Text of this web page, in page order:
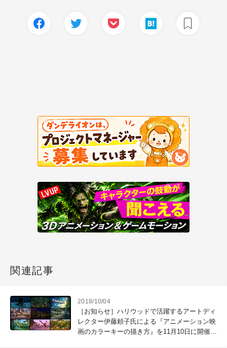
関連記事
2018/10/04
［お知らせ］ハリウッドで活躍するアートディ
レクター伊藤頼子氏による『アニメーション映
画のカラーキーの描き方』を11月10日に開催